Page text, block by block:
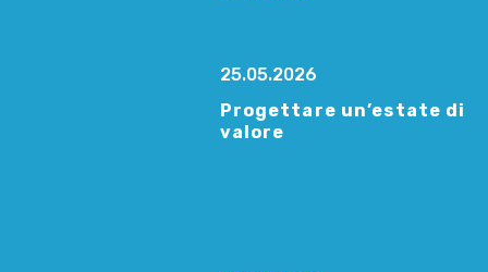
25.05.2026
Progettare un’estate di
valore